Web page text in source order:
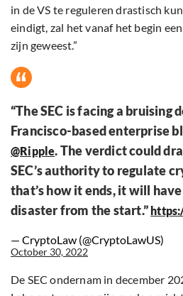
in de VS te reguleren drastisch
eindigt, zal het vanaf het begin
zijn geweest.”
“The SEC is facing a bruising
Francisco-based enterprise
@Ripple. The verdict could
SEC’s authority to regulate
that’s how it ends, it will
disaster from the start.”
— CryptoLaw (@CryptoLawUS)
October 30, 2022
De SEC ondernam in december